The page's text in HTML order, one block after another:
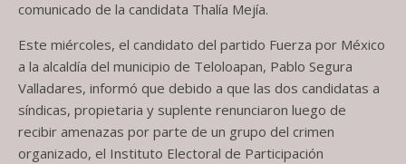
comunicado de la candidata Thalía Mejía.
Este miércoles, el candidato del partido Fuerza por México
a la alcaldía del municipio de Teloloapan, Pablo Segura
Valladares, informó que debido a que las dos candidatas a
síndicas, propietaria y suplente renunciaron luego de
recibir amenazas por parte de un grupo del crimen
organizado, el Instituto Electoral de Participación